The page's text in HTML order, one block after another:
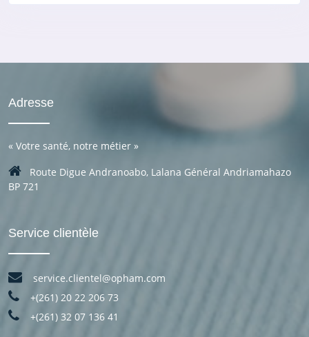
Adresse
« Votre santé, notre métier »
Route Digue Andranoabo, Lalana Général Andriamahazo
BP 721
Service clientèle
service.clientel@opham.com
+(261) 20 22 206 73
+(261) 32 07 136 41